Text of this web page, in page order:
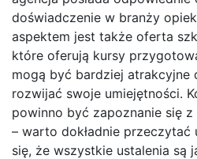
doświadczenie w branży
aspektem jest także oferta
które oferują kursy
mogą być bardziej atrakcyjne
rozwijać swoje umiejętności.
powinno być zapoznanie się
– warto dokładnie przeczytać
się, że wszystkie ustalenia są